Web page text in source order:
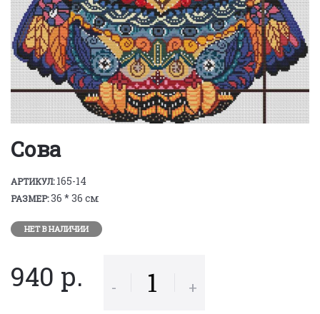
Сова
АРТИКУЛ:165-14
РАЗМЕР:36 * 36 см
НЕТ В НАЛИЧИИ
940 р. - +